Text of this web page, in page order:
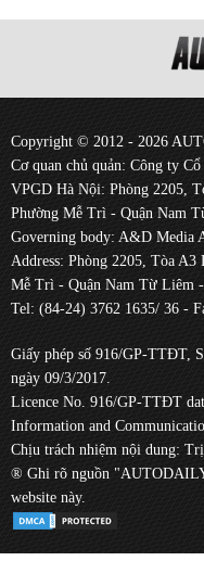
Copyright © 2012 - 2026
Cơ quan chủ quản: Công ty
VPGD Hà Nội: Phòng 2205,
Phường Mễ Trì - Quận Nam
Governing body: A&D Media
Address: Phòng 2205, Tòa
Mễ Trì - Quận Nam Từ Liêm
Tel: (84-24) 3762 1635/ 36 -
Giấy phép số 916/GP-TTĐT,
ngày 09/3/2017.
Licence No. 916/GP-TTĐT
Information and
Chịu trách nhiệm nội dung:
® Ghi rõ nguồn
website này.